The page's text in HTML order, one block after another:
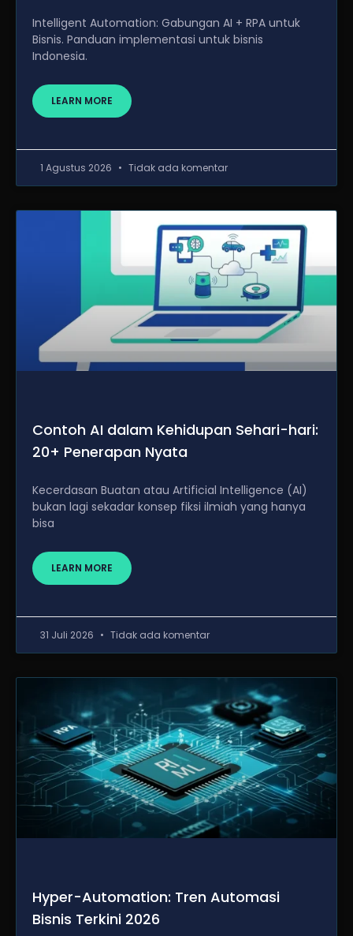
Intelligent Automation: Gabungan AI + RPA untuk
Bisnis. Panduan implementasi untuk bisnis
Indonesia.
LEARN MORE
1 Agustus 2026 Tidak ada komentar
Contoh AI dalam Kehidupan Sehari-hari:
20+ Penerapan Nyata
Kecerdasan Buatan atau Artificial Intelligence (AI)
bukan lagi sekadar konsep fiksi ilmiah yang hanya
bisa
LEARN MORE
31 Juli 2026 Tidak ada komentar
Hyper-Automation: Tren Automasi
Bisnis Terkini 2026